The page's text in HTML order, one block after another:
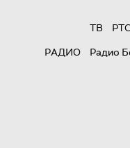
ТВ
РАДИО
Радио